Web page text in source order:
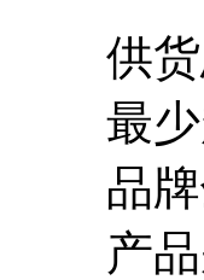
供
最
品牌
产